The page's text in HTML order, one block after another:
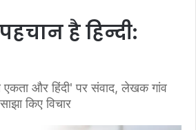
है हिन्दी:
एकता और हिंदी' पर संवाद, लेखक गांव
किए विचार